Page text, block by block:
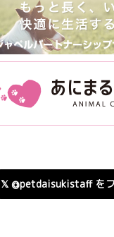
𝕏 @petdaisukistaff を